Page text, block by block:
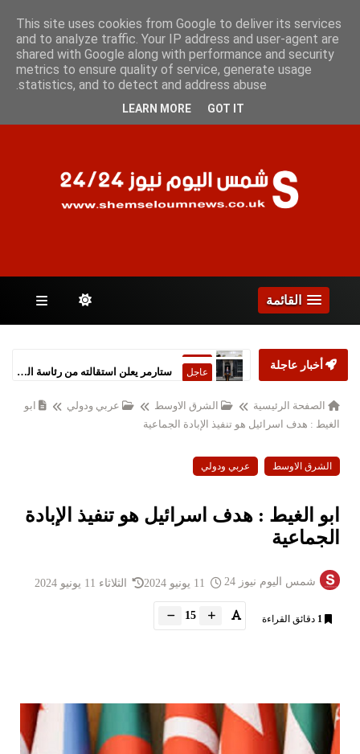
الخميس 6 أغسطس 2026
الصفحات
القائمة
أخبار عاجلة عاجل
الصفحة الرئيسية الشرق الاوسط عربي ودولي
ابو
الغيط : هدف اسرائيل هو تنفيذ الإبادة الجماعية
الشرق الاوسط عربي ودولي
ابو الغيط : هدف اسرائيل هو تنفيذ الإبادة
الجماعية
شمس اليوم نيوز 24 الثلاثاء 11 يونيو 2024
1 دقائق القراءة 15
This site uses cookies from Google to deliver its services
and to analyze traffic. Your IP address and user-agent are
shared with Google along with performance and security
metrics to ensure quality of service, generate usage
statistics, and to detect and address abuse.
LEARN MORE GOT IT